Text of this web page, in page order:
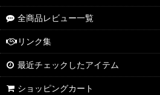
全商品レビュー一覧
リンク集
最近チェックしたアイテム
ショッピングカート